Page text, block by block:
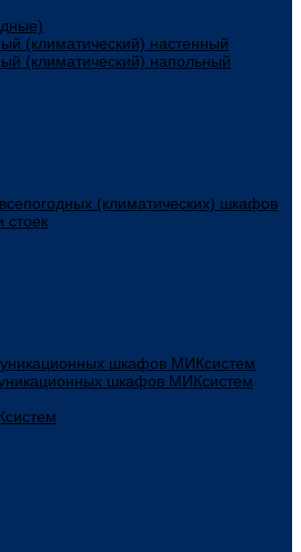
(климатический) настенный
(климатический) напольный
(климатических) шкафов
стоек
шкафов МИКсистем
шкафов МИКсистем